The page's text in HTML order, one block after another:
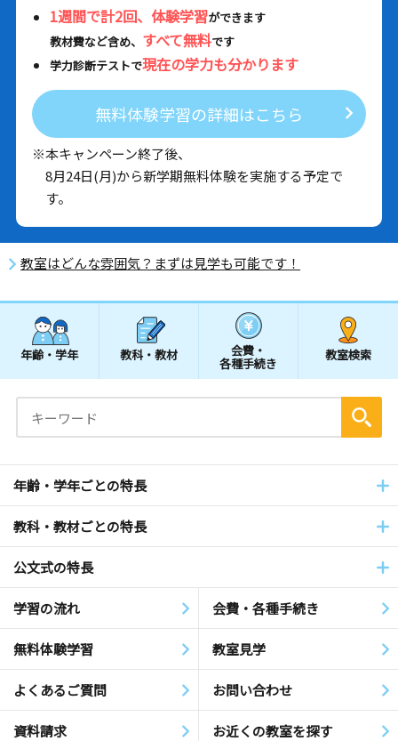
1週間で計2回、体験学習ができます
教材費など含め、 すべて無料です
学力診断テストで現在の学力も分かります
無料体験学習の詳細はこちら
※本キャンペーン終了後、
8月24日(月)から新学期無料体験を実施する予定で
す。
教室はどんな雰囲気？まずは見学も可能です！
年齢・学年 教科・教材 会費・
各種手続き
教室検索
年齢・学年ごとの特長
教科・教材ごとの特長
公文式の特長
学習の流れ 会費・各種手続き
無料体験学習 教室見学
よくあるご質問 お問い合わせ
資料請求 お近くの教室を探す